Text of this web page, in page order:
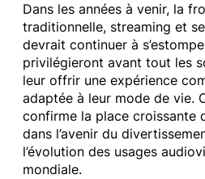
Dans les années à venir, la
traditionnelle, streaming et
devrait continuer à
privilégieront avant tout les
leur offrir une expérience
adaptée à leur mode de vie.
confirme la place croissante
dans l’avenir du
l’évolution des usages
mondiale.